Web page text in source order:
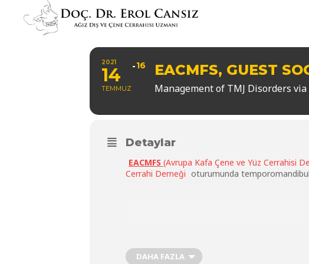
2021
14
TEMMUZ
16 EACMFS, GUEST
Management of TMJ Disorders via
Detaylar
EACMFS (Avrupa Kafa Çene ve Yüz Cerrahisi
Cerrahi Derneği oturumunda
DAHA FAZLA